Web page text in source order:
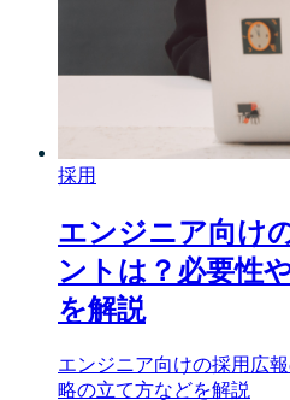
採用
エンジニア向け
ントは？必要性
を解説
エンジニア向けの採用広
略の立て方などを解説